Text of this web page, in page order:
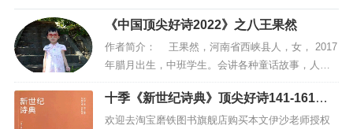
《中国顶尖好诗2022》之八王果然
作者简介： 王果然，河南省西峡县人，女， 2017
年腊月出生，中班学生。会讲各种童话故事，人称
“小嘴官”。识字若干，会背诵古诗几十首，尤其以能
流利背诵乐府诗《木兰辞》为得意之作。暑假和姐
姐王欣然、爸爸王小鱼，组成“三人行诗社”，开诗会
十季《新世纪诗典》顶尖好诗141-161首
完美
欢迎去淘宝磨铁图书旗舰店购买本文伊沙老师授权